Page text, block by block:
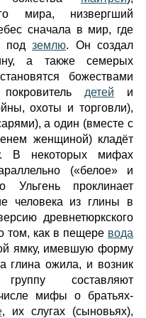
мира, низвергший
сначала в мир, где
подземлю. Он создал
а также семерых
божествами
детей и
охоты и торговли),
а один (вместе с
женщиной) кладёт
В некоторых мифах
(«белое» и
Ульгень проклинает
человека из глины в
древнетюркского
том, как в пещере вода
ямку, имевшую форму
глина ожила, и возник
составляют
мифы о братьях-
, их слугах (сыновьях),